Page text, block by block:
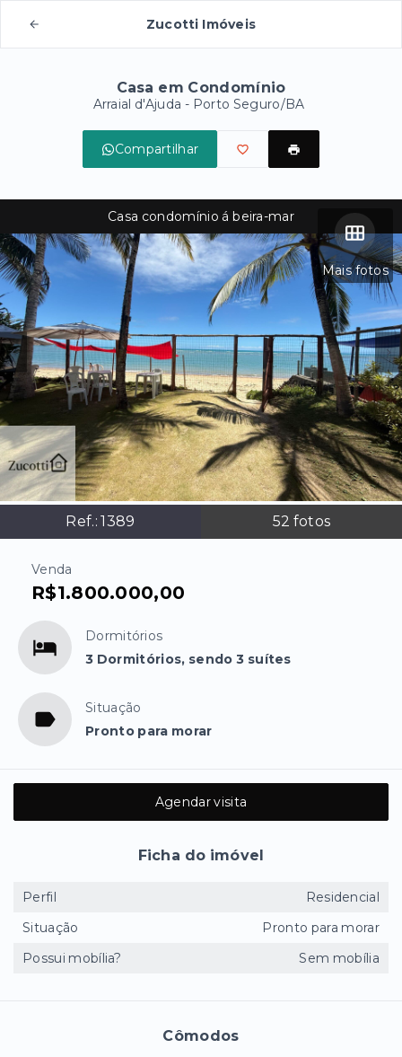
Zucotti Imóveis
Casa em Condomínio
Arraial d'Ajuda - Porto Seguro/BA
Compartilhar
Mais fotos
Ref.:1389 52 fotos
Casa condomínio á beira-mar
Venda
R$1.800.000,00
Dormitórios
3 Dormitórios, sendo 3 suítes
Situação
Pronto para morar
Cômodos
Agendar visita
Ficha do imóvel
Perfil
Residencial
Situação
Pronto para morar
Possui mobília?
Sem mobília